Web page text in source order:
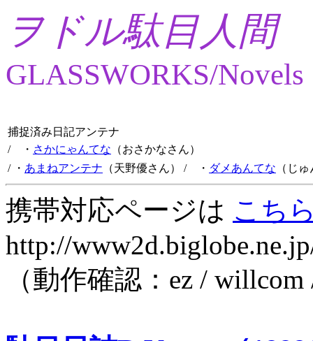
ヲドル駄目人間
GLASSWORKS/Novels
捕捉済み日記アンテナ
/ ・ さかにゃんてな （おさかなさん）
/ ・ あまねアンテナ （天野優さん） / ・ ダメあんてな （じ
携帯対応ページは こち
http://
（動作確認：ez /